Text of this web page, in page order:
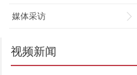
媒体采访
视频新闻